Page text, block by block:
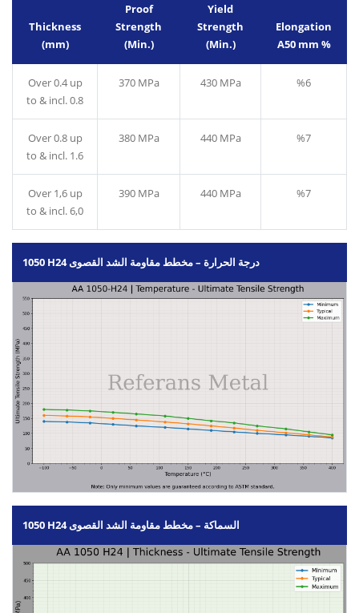
Thickness
(mm)
Proof
Strength
(Min.)
Yield
Strength
(Min.)
Elongation
A50 mm %
Over 0.4 up
to & incl. 0.8
370 MPa 430 MPa %6
Over 0.8 up
to & incl. 1.6
380 MPa 440 MPa %7
Over 1,6 up
to & incl. 6,0
390 MPa 440 MPa %7
1050 H24 درجة الحرارة – مخطط مقاومة الشد القصوى
1050 H24 السماكة – مخطط مقاومة الشد القصوى